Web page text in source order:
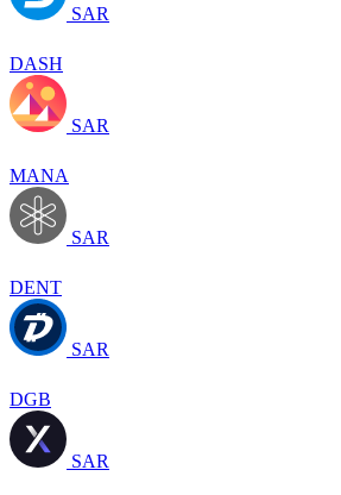
SAR
DASH
SAR
MANA
SAR
DENT
SAR
DGB
SAR